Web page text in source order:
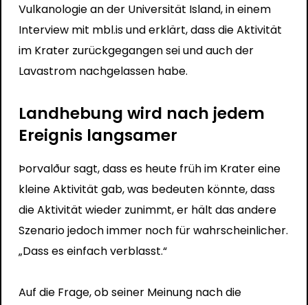
Vulkanologie an der Universität Island, in einem
Interview mit mbl.is und erklärt, dass die Aktivität
im Krater zurückgegangen sei und auch der
Lavastrom nachgelassen habe.
Landhebung wird nach jedem
Ereignis langsamer
Þorvalður sagt, dass es heute früh im Krater eine
kleine Aktivität gab, was bedeuten könnte, dass
die Aktivität wieder zunimmt, er hält das andere
Szenario jedoch immer noch für wahrscheinlicher.
„Dass es einfach verblasst.“
Auf die Frage, ob seiner Meinung nach die